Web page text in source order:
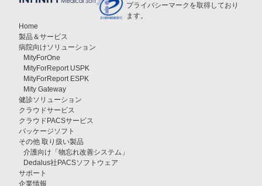
プライバシーマークを取得しており
ます。
Home
製品＆サービス
病院向けソリューション
MityForOne
MityForReport USPK
MityForReport ESPK
Mity Gateway
健診ソリューション
クラウドサービス
クラウドPACSサービス
パッケージソフト
その他 取り扱い製品
介護向け「物忘れ改善システム」
Dedalus社PACSソフトウェア
サポート
企業情報